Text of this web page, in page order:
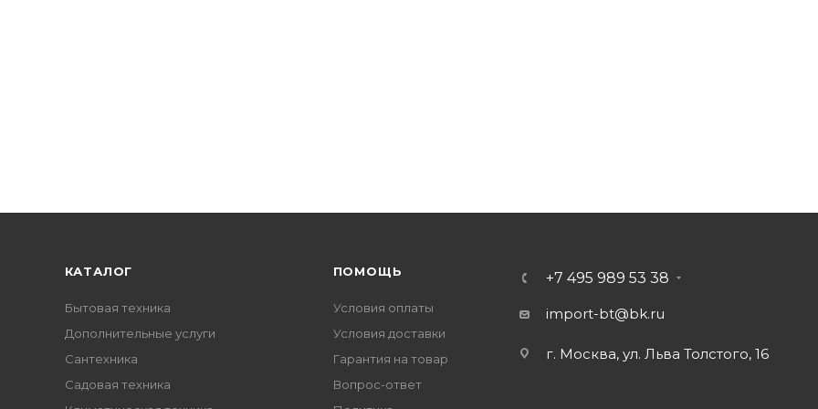
КАТАЛОГ
Бытовая техника
Дополнительные услуги
Сантехника
Садовая техника
ПОМОЩЬ
Условия оплаты
Условия доставки
Гарантия на товар
Вопрос-ответ
+7 495 989 53 38
import-bt@bk.ru
г. Москва, ул. Льва Толстого, 16